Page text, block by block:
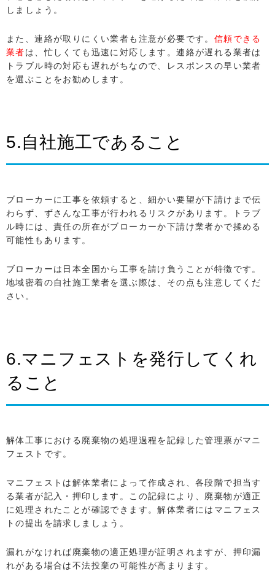
しましょう。
また、連絡が取りにくい業者も注意が必要です。 信頼できる
業者は、忙しくても迅速に対応します。連絡が遅れる業者は
トラブル時の対応も遅れがちなので、レスポンスの早い業者
を選ぶことをお勧めします。
5.自社施工であること
ブローカーに工事を依頼すると、細かい要望が下請けまで伝
わらず、ずさんな工事が行われるリスクがあります。トラブ
ル時には、責任の所在がブローカーか下請け業者かで揉める
可能性もあります。
ブローカーは日本全国から工事を請け負うことが特徴です。
地域密着の自社施工業者を選ぶ際は、その点も注意してくだ
さい。
6.マニフェストを発行してくれ
ること
解体工事における廃棄物の処理過程を記録した管理票がマニ
フェストです。
マニフェストは解体業者によって作成され、各段階で担当す
る業者が記入・押印します。この記録により、廃棄物が適正
に処理されたことが確認できます。解体業者にはマニフェス
トの提出を請求しましょう。
漏れがなければ廃棄物の適正処理が証明されますが、押印漏
れがある場合は不法投棄の可能性が高まります。